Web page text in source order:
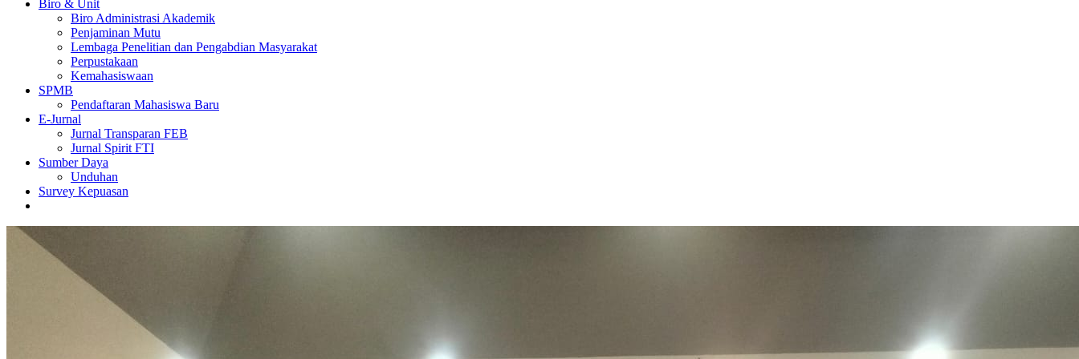
Biro & Unit
Biro Administrasi Akademik
Penjaminan Mutu
Lembaga Penelitian dan Pengabdian Masyarakat
Perpustakaan
Kemahasiswaan
SPMB
Pendaftaran Mahasiswa Baru
E-Jurnal
Jurnal Transparan FEB
Jurnal Spirit FTI
Sumber Daya
Unduhan
Survey Kepuasan